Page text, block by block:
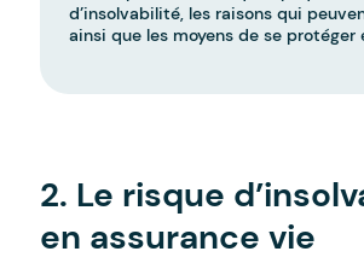
d’insolvabilité, les raisons qui
ainsi que les moyens de se
2. Le risque
en assurance vie